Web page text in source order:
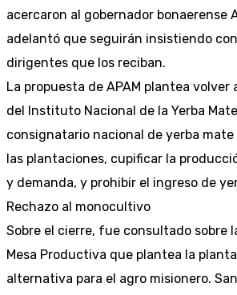
acercaron al gobernador bonaerense
adelantó que seguirán insistiendo
dirigentes que los reciban.
La propuesta de APAM plantea volver
del Instituto Nacional de la Yerba
consignatario nacional de yerba
las plantaciones, cupificar la
y demanda, y prohibir el ingreso de
Rechazo al monocultivo
Sobre el cierre, fue consultado sobre
Mesa Productiva que plantea la
alternativa para el agro misionero.